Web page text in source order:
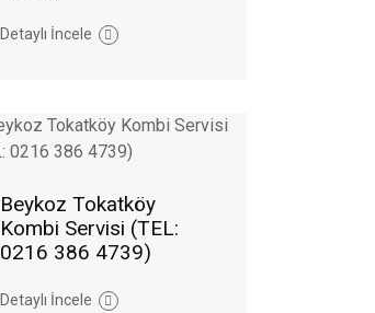
Detaylı İncele
Beykoz Tokatköy
Kombi Servisi (TEL:
0216 386 4739)
Detaylı İncele